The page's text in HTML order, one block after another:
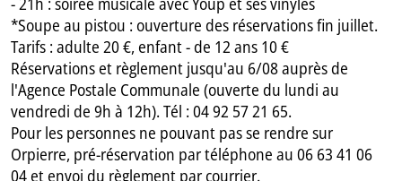
*Soupe au pistou : ouverture des réservations fin juillet.
Tarifs : adulte 20 €, enfant - de 12 ans 10 €
Réservations et règlement jusqu'au 6/08 auprès de
l'Agence Postale Communale (ouverte du lundi au
vendredi de 9h à 12h). Tél : 04 92 57 21 65.
Pour les personnes ne pouvant pas se rendre sur
Orpierre, pré-réservation par téléphone au 06 63 41 06
04 et envoi du règlement par courrier.